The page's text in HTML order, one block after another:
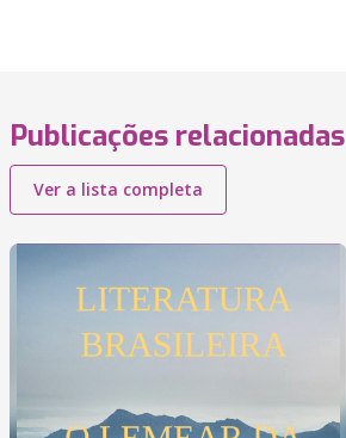
Publicações relacionadas
Ver a lista completa